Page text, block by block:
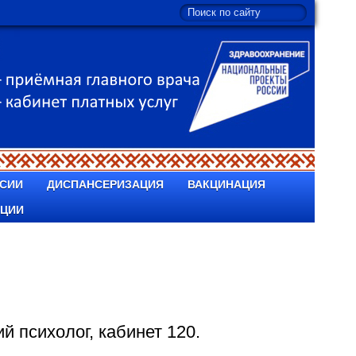
ДИСПАНСЕРИЗАЦИЯ ВАКЦИНАЦИЯ
психолог, кабинет 120.